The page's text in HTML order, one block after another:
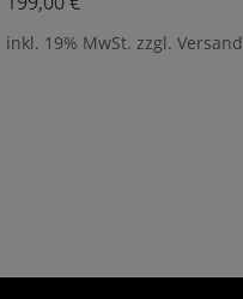
inkl. 19% MwSt. zzgl. Versand